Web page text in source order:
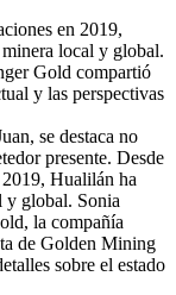
en 2019,
local y global.
Gold compartió
y las perspectivas
se destaca no
presente. Desde
2019, Hualilán ha
y global. Sonia
la compañía
de Golden Mining
sobre el estado